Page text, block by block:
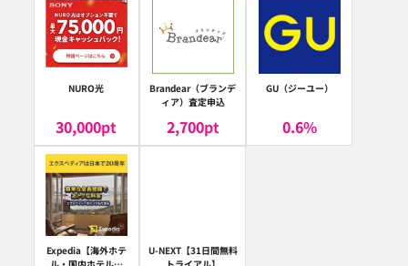
NURO光
30,000pt
Brandear（ブランデ
ィア）査定申込
2,700pt
GU（ジーユー）
0.6%
Expedia【海外ホテ
U-NEXT【31日間無料